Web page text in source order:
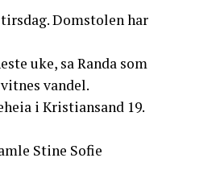
Domstolen har
uke, sa Randa som
vandel.
i Kristiansand 19.
Stine Sofie